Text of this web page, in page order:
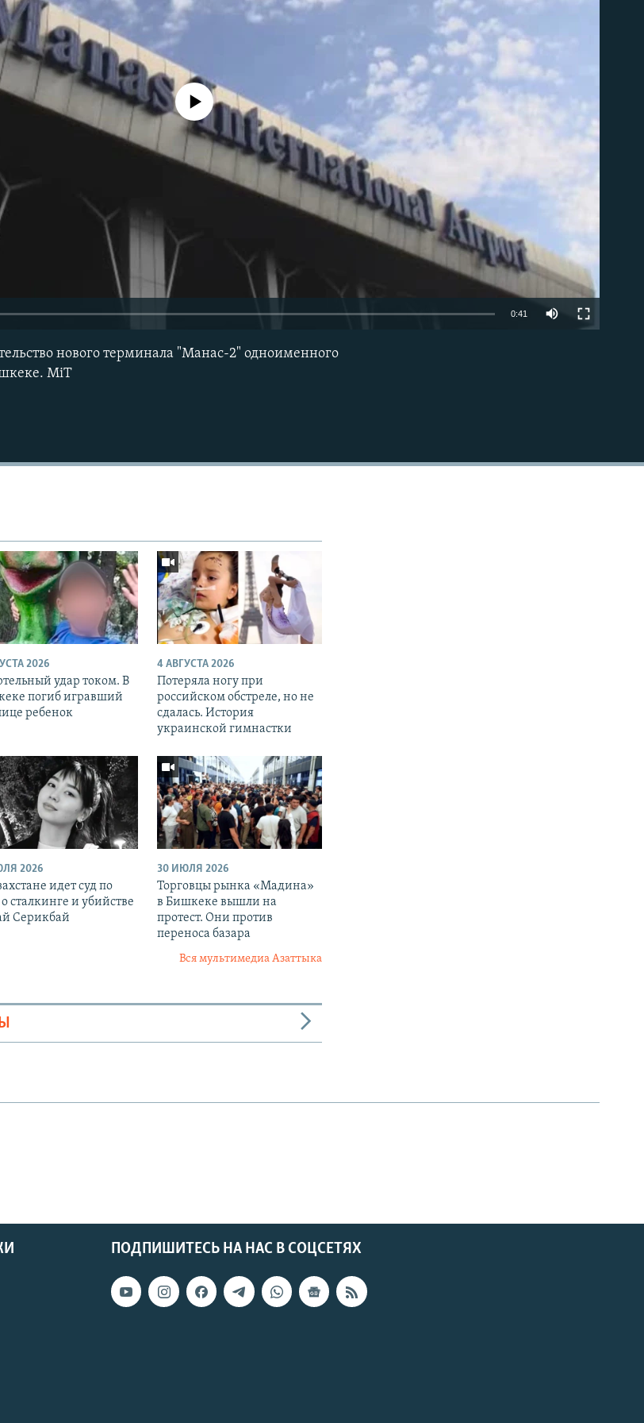
No media source currently available
0:41
нового терминала "Манас-2" одноименного
MiT
2026
удар током. В
погиб игравший
ребенок
4 АВГУСТА 2026
Потеряла ногу при
российском обстреле, но не
сдалась. История
украинской гимнастки
2026
идет суд по
сталкинге и убийстве
Серикбай
30 ИЮЛЯ 2026
Торговцы рынка «Мадина»
в Бишкеке вышли на
протест. Они против
переноса базара
Вся мультимедиа Азаттыка
ПОДПИШИТЕСЬ НА НАС В СОЦСЕТЯХ